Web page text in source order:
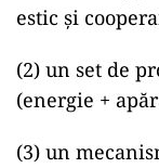
estic și
(2) un set de
(energie +
(3) un